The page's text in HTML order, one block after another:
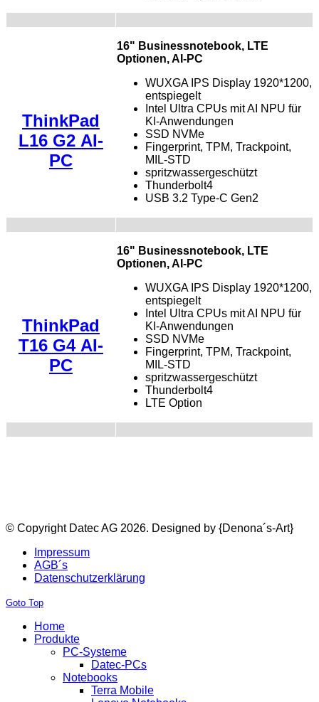
ThinkPad
L16 G2 AI-
PC
16" Businessnotebook, LTE
Optionen, AI-PC
WUXGA IPS Display 1920*1200,
entspiegelt
Intel Ultra CPUs mit AI NPU für
KI-Anwendungen
SSD NVMe
Fingerprint, TPM, Trackpoint,
MIL-STD
spritzwassergeschützt
Thunderbolt4
USB 3.2 Type-C Gen2
ThinkPad
T16 G4 AI-
PC
16" Businessnotebook, LTE
Optionen, AI-PC
WUXGA IPS Display 1920*1200,
entspiegelt
Intel Ultra CPUs mit AI NPU für
KI-Anwendungen
SSD NVMe
Fingerprint, TPM, Trackpoint,
MIL-STD
spritzwassergeschützt
Thunderbolt4
LTE Option
© Copyright Datec AG 2026. Designed by {Denona´s-Art}
Impressum
AGB´s
Datenschutzerklärung
Goto Top
Home
Produkte
PC-Systeme
Datec-PCs
Notebooks
Terra Mobile